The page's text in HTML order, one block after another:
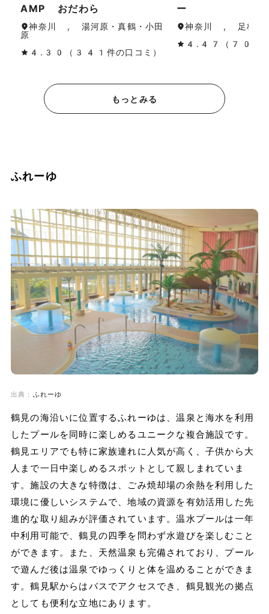
AMP おだわら
神奈川 , 湯河原・真鶴・小田
原
4.30（341件の口コミ）
ー
神奈川 , 足柄（
4.47（70件の
もっとみる
ふれーゆ
出典： ふれーゆ
鶴見の海沿いに位置するふれーゆは、温泉と海水を利用
したプールを同時に楽しめるユニークな複合施設です。
鶴見エリアでも特に家族連れに人気が高く、子供から大
人まで一日中楽しめるスポットとして親しまれていま
す。施設の大きな特徴は、ごみ焼却場の余熱を利用した
環境に優しいシステムで、地域の資源を有効活用した先
進的な取り組みが評価されています。温水プールは一年
中利用可能で、鶴見の四季を問わず水遊びを楽しむこと
ができます。また、天然温泉も完備されており、プール
で遊んだ後は温泉でゆっくりと体を温めることができま
す。鶴見駅からはバスでアクセスでき、鶴見観光の拠点
としても便利な立地にあります。